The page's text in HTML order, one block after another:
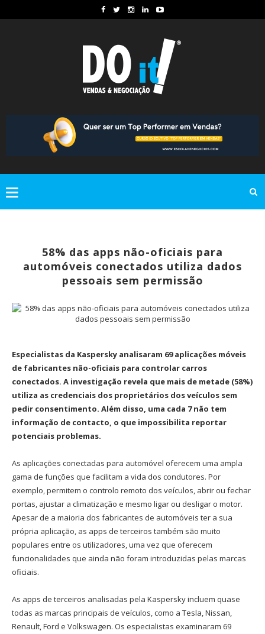
58% das apps não-oficiais para
automóveis conectados utiliza dados
pessoais sem permissão
Especialistas da Kaspersky analisaram 69 aplicações móveis
de fabricantes não-oficiais para controlar carros
conectados. A investigação revela que mais de metade (58%)
utiliza as credenciais dos proprietários dos veículos sem
pedir consentimento. Além disso, uma cada 7 não tem
informação de contacto, o que impossibilita reportar
potenciais problemas.
As aplicações conectadas para automóvel oferecem uma ampla
gama de funções que facilitam a vida dos condutores. Por
exemplo, permitem o controlo remoto dos veículos, abrir ou fechar
portas, ajustar a climatização e mesmo ligar ou desligar o motor.
Apesar de a maioria dos fabricantes de automóveis ter a sua
própria aplicação, as apps de terceiros também são muito
populares entre os utilizadores, uma vez que oferecem
funcionalidades que ainda não foram introduzidas pelas marcas
oficiais.
As apps de terceiros analisadas pela Kaspersky incluem quase
todas as marcas principais de veículos, como a Tesla, Nissan,
Renault, Ford e Volkswagen. Os especialistas examinaram 69